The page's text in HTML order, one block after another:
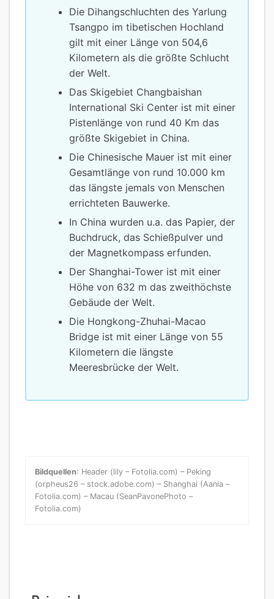
Die Dihangschluchten des Yarlung
Tsangpo im tibetischen Hochland
gilt mit einer Länge von 504,6
Kilometern als die größte Schlucht
der Welt.
Das Skigebiet Changbaishan
International Ski Center ist mit einer
Pistenlänge von rund 40 Km das
größte Skigebiet in China.
Die Chinesische Mauer ist mit einer
Gesamtlänge von rund 10.000 km
das längste jemals von Menschen
errichteten Bauwerke.
In China wurden u.a. das Papier, der
Buchdruck, das Schießpulver und
der Magnetkompass erfunden.
Der Shanghai-Tower ist mit einer
Höhe von 632 m das zweithöchste
Gebäude der Welt.
Die Hongkong-Zhuhai-Macao
Bridge ist mit einer Länge von 55
Kilometern die längste
Meeresbrücke der Welt.
Bildquellen: Header (lily – Fotolia.com) – Peking
(orpheus26 – stock.adobe.com) – Shanghai (Aania –
Fotolia.com) – Macau (SeanPavonePhoto –
Fotolia.com)